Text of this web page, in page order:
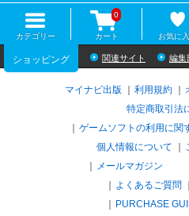
カテゴリー カート
0
お気に
ショッピング 関連サイト 編集
マイナビ出版 利用規約
特定商取引法
ゲームソフトの利用に関
個人情報について
メールマガジン
よくあるご質問
PURCHASE